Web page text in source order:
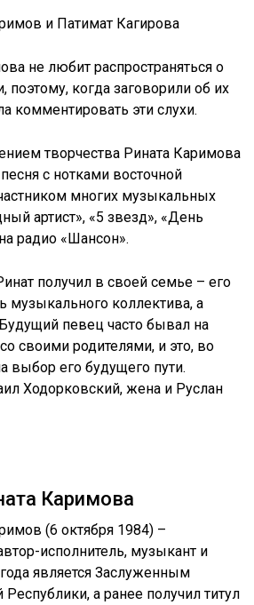
и Патимат Кагирова
не любит распространяться о
поэтому, когда заговорили об их
комментировать эти слухи.
творчества Рината Каримова
с нотками восточной
многих музыкальных
артист», «5 звезд», «День
радио «Шансон».
получил в своей семье – его
музыкального коллектива, а
певец часто бывал на
своими родителями, и это, во
выбор его будущего пути.
Ходорковский, жена и Руслан
Каримова
(6 октября 1984) –
исполнитель, музыкант и
является Заслуженным
Республики, а ранее получил титул